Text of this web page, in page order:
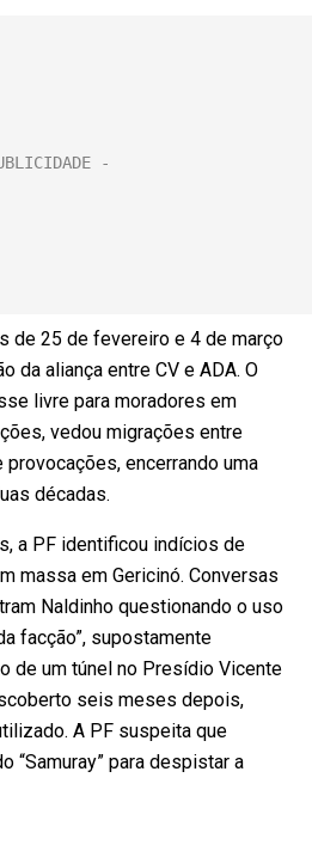
de 25 de fevereiro e 4 de março
da aliança entre CV e ADA. O
livre para moradores em
vedou migrações entre
encerrando uma
décadas.
a PF identificou indícios de
massa em Gericinó. Conversas
Naldinho questionando o uso
facção”, supostamente
de um túnel no Presídio Vicente
seis meses depois,
A PF suspeita que
“Samuray” para despistar a